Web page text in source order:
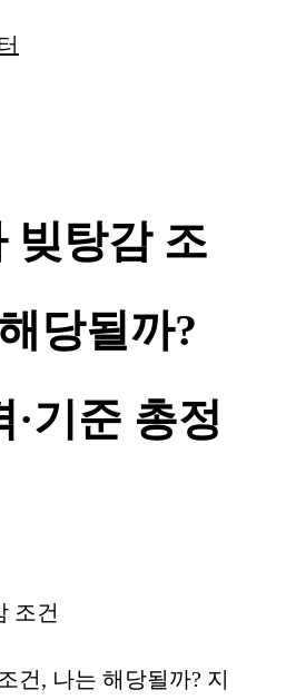
빚탕감 조
당될까?
기준 총정
건, 나는 해당될까? 지